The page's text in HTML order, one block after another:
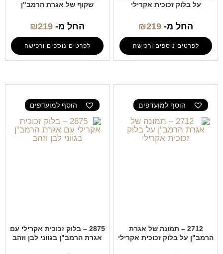
על בלוק זכוכית אקרילי
החל מ- ₪219
לפרטים נוספים ורכישה
שקוף של אגרת הרמב"ן
החל מ- ₪219
לפרטים נוספים ורכישה
הוסף למועדפים
2712 – תמונה של אגרת
הרמב"ן על בלוק זכוכית אקרילי
הוסף למועדפים
2875 – בלוק זכוכית אקרילי עם
אגרת הרמב"ן בגווני לבן וזהב